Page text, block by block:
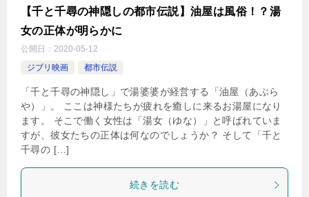
【千と千尋の神隠しの都市伝説】油屋は風俗！？湯
女の正体が明らかに
公開日： 2020-05-12
ジブリ映画
都市伝説
「千と千尋の神隠し」で湯婆婆が経営する「油屋（あぶら
や）」。 ここは神様たちが疲れを癒しに来るお湯屋になり
ます。 そこで働く女性は「湯女（ゆな）」と呼ばれていま
すが、彼女たちの正体は何なのでしょうか？ そして「千と
千尋の […]
続きを読む